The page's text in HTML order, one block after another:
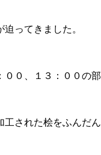
ってきました。
０、１３：００の
された桧をふんだ